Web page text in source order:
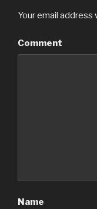
Your email address
Comment
Name